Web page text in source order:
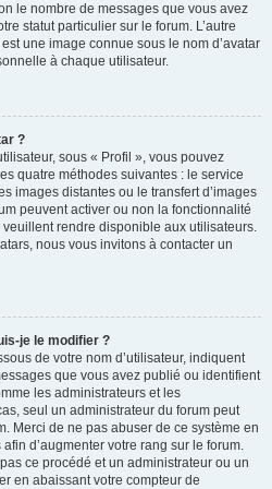
le nombre de messages que vous avez
statut particulier sur le forum. L’autre
une image connue sous le nom d’avatar
à chaque utilisateur.
?
sous « Profil », vous pouvez
quatre méthodes suivantes : le service
images distantes ou le transfert d’images
peuvent activer ou non la fonctionnalité
veuillent rendre disponible aux utilisateurs.
nous vous invitons à contacter un
je le modifier ?
de votre nom d’utilisateur, indiquent
que vous avez publié ou identifient
les administrateurs et les
seul un administrateur du forum peut
Merci de ne pas abuser de ce système en
d’augmenter votre rang sur le forum.
ce procédé et un administrateur ou un
en abaissant votre compteur de